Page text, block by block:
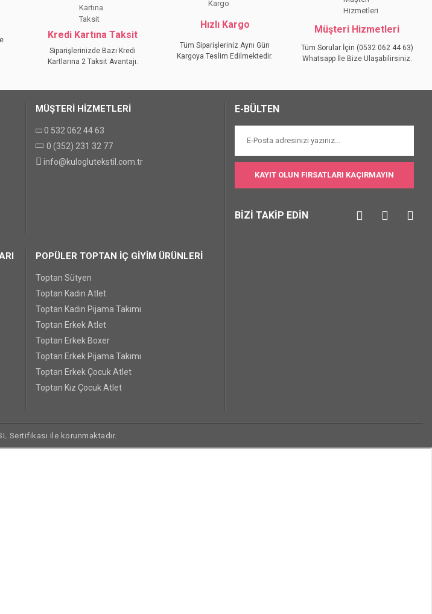
GÖNDER
Kredi Kartına Taksit
Siparişlerinizde Bazı Kredi
Kartlarına 2 Taksit Avantajı.
Hızlı Kargo
Tüm Siparişleriniz Aynı Gün
Kargoya Teslim Edilmektedir.
Müşteri Hizmetleri
Tüm Sorular İçin (0532 062 44 63)
Whatsapp İle Bize Ulaşabilirsiniz.
MÜŞTERİ HİZMETLERİ
0 532 062 44 63
0 (352) 231 32 77
info@kuloglutekstil.com.tr
POPÜLER TOPTAN İÇ GİYİM ÜRÜNLERİ
Toptan Sütyen
Toptan Kadın Atlet
Toptan Kadın Pijama Takımı
Toptan Erkek Atlet
Toptan Erkek Boxer
Toptan Erkek Pijama Takımı
Toptan Erkek Çocuk Atlet
Toptan Kız Çocuk Atlet
E-BÜLTEN
KAYIT OLUN FIRSATLARI KAÇIRMAYIN
BİZİ TAKİP EDİN
Sertifikası ile korunmaktadır.